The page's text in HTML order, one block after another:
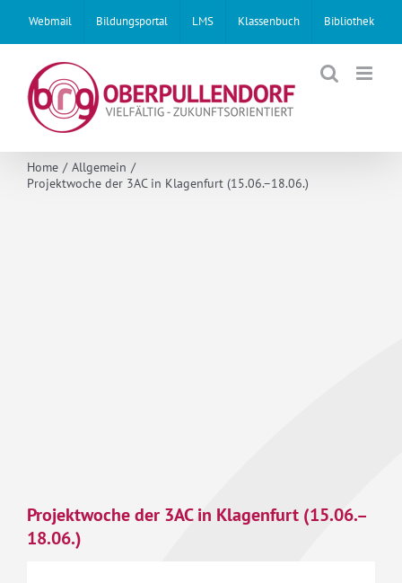
content
Webmail Bildungsportal LMS Klassenbuch Bibliothek
Home
Allgemein
Projektwoche der 3AC in Klagenfurt (15.06.–18.06.)
Projektwoche der 3AC in Klagenfurt (15.06.–
18.06.)